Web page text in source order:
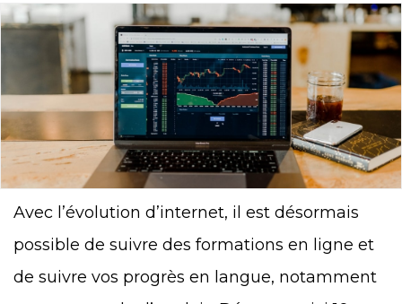
Avec l’évolution d’internet, il est désormais
possible de suivre des formations en ligne et
de suivre vos progrès en langue, notamment